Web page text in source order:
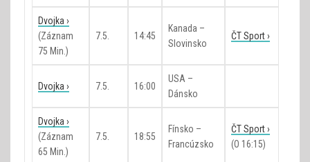
Dvojka ›
(záznam
75 Min.)
7.5. 14:45
Kanada –
Slovinsko
ČT Sport ›
Dvojka › 7.5. 16:00
USA –
Dánsko
Dvojka ›
(záznam
65 Min.)
7.5. 18:55
Fínsko –
Francúzsko
ČT Sport ›
(o 16:15)